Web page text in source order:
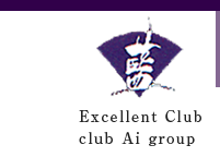
クラブ藍(あい)、クラブ恋(